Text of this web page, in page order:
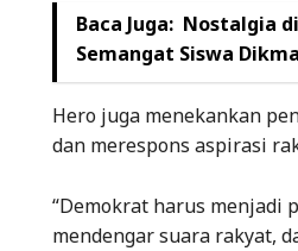
Baca Juga: Nostalgia
Semangat Siswa
Hero juga menekankan
dan merespons aspirasi
“Demokrat harus menjadi
mendengar suara rakyat,